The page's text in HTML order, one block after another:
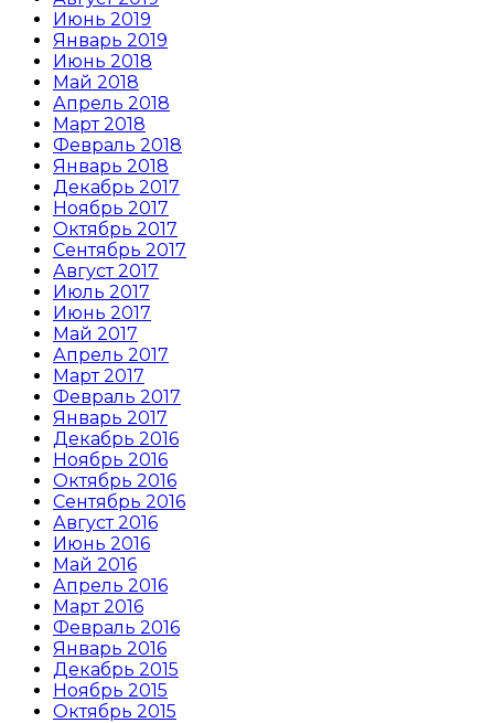
Июнь 2019
Январь 2019
Июнь 2018
Май 2018
Апрель 2018
Март 2018
Февраль 2018
Январь 2018
Декабрь 2017
Ноябрь 2017
Октябрь 2017
Сентябрь 2017
Август 2017
Июль 2017
Июнь 2017
Май 2017
Апрель 2017
Март 2017
Февраль 2017
Январь 2017
Декабрь 2016
Ноябрь 2016
Октябрь 2016
Сентябрь 2016
Август 2016
Июнь 2016
Май 2016
Апрель 2016
Март 2016
Февраль 2016
Январь 2016
Декабрь 2015
Ноябрь 2015
Октябрь 2015